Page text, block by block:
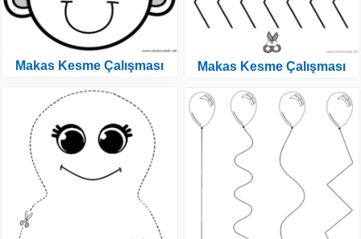
Makas Kesme Çalışması Makas Kesme Çalışması